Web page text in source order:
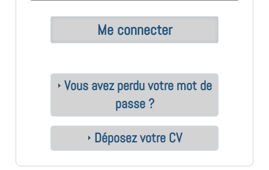
Vous avez perdu votre mot de
passe ?
Déposez votre CV